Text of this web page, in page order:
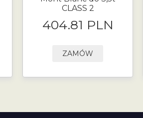
CLASS 2
404.81 PLN
ZAMÓW